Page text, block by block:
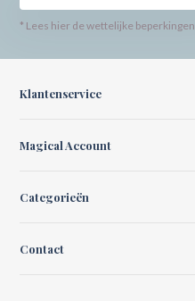
* Lees hier de wettelijke beperkingen
Klantenservice
Magical Account
Categorieën
Contact